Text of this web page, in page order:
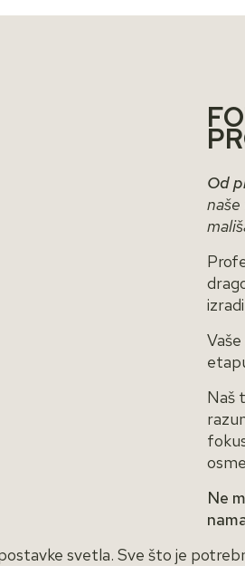
Od
Naš
Ne
svetla. Sve što je